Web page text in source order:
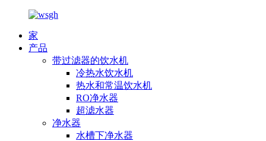
家
产品
带过滤器的饮水机
冷热水饮水机
热水和常温饮水机
RO净水器
超滤水器
净水器
水槽下净水器